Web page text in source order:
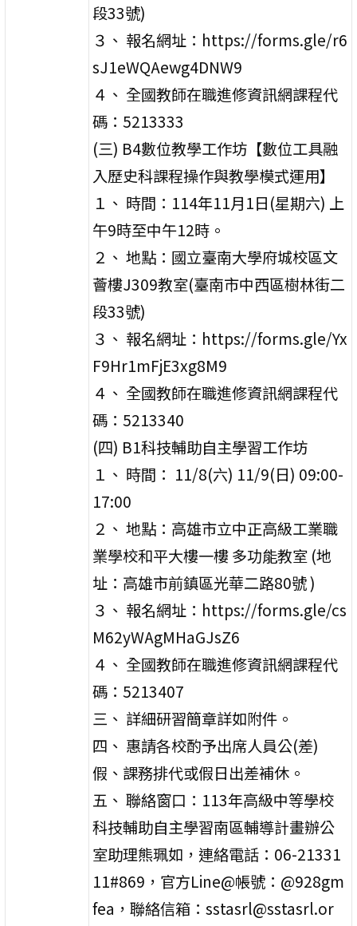
段33號)
３、 報名網址：https://forms.gle/r6
sJ1eWQAewg4DNW9
４、 全國教師在職進修資訊網課程代
碼：5213333
(三) B4數位教學工作坊【數位工具融
入歷史科課程操作與教學模式運用】
１、 時間：114年11月1日(星期六) 上
午9時至中午12時。
２、 地點：國立臺南大學府城校區文
薈樓J309教室(臺南市中西區樹林街二
段33號)
３、 報名網址：https://forms.gle/Yx
F9Hr1mFjE3xg8M9
４、 全國教師在職進修資訊網課程代
碼：5213340
(四) B1科技輔助自主學習工作坊
１、 時間： 11/8(六) 11/9(日) 09:00-
17:00
２、 地點：高雄市立中正高級工業職
業學校和平大樓一樓 多功能教室 (地
址：高雄市前鎮區光華二路80號 )
３、 報名網址：https://forms.gle/cs
M62yWAgMHaGJsZ6
４、 全國教師在職進修資訊網課程代
碼：5213407
三、 詳細研習簡章詳如附件。
四、 惠請各校酌予出席人員公(差)
假、課務排代或假日出差補休。
五、 聯絡窗口：113年高級中等學校
科技輔助自主學習南區輔導計畫辦公
室助理熊珮如，連絡電話：06-21331
11#869，官方Line@帳號：@928gm
fea，聯絡信箱：sstasrl@sstasrl.or